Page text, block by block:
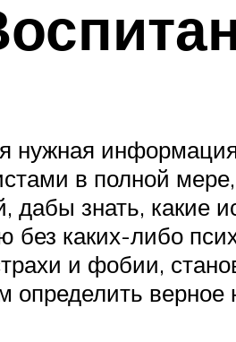
нужная
в полной
дабы знать, какие
без каких-либо
и фобии,
верное